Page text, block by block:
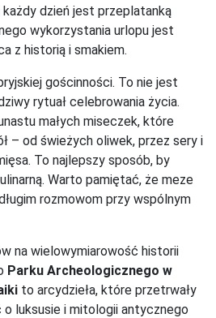
dzień jest przeplatanką
wykorzystania urlopu jest
z historią i smakiem.
gościnności. To nie jest
rytuał celebrowania życia.
małych miseczek, które
– od świeżych oliwek, przez sery i
To najlepszy sposób, by
Warto pamiętać, że meze
rozmowom przy wspólnym
na wielowymiarowość historii
Parku Archeologicznego w
to arcydzieła, które przetrwały
o luksusie i mitologii antycznego